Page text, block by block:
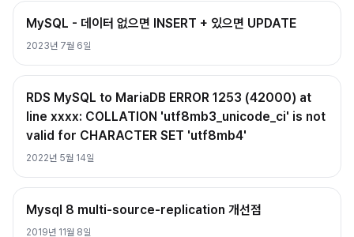
MySQL - 데이터 없으면 INSERT + 있으면 UPDATE
2023년 7월 6일
RDS MySQL to MariaDB ERROR 1253 (42000) at
line xxxx: COLLATION 'utf8mb3_unicode_ci' is not
valid for CHARACTER SET 'utf8mb4'
2022년 5월 14일
Mysql 8 multi-source-replication 개선점
2019년 11월 8일